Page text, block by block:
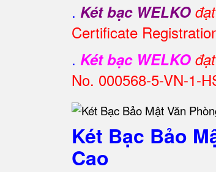
. Két bạc WELKO
Certificate
. Két bạc WELKO đạt
No. 000568-5-VN-1-
Két Bạc Bảo
Cao